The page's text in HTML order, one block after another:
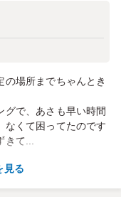
場所までちゃんとき
グで、あさも早い時間
なくて困ってたのです
て...
見る